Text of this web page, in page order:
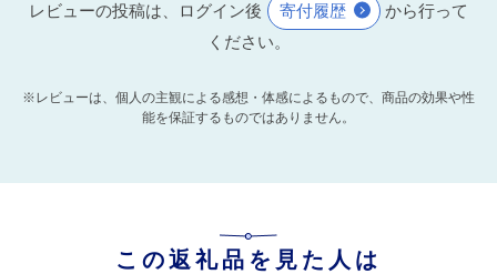
レビューの投稿は、ログイン後 寄付履歴
から行って
ください。
※レビューは、個人の主観による感想・体感によるもので、商品の効果や性
能を保証するものではありません。
この返礼品を見た人は